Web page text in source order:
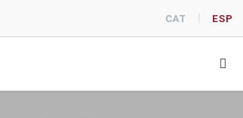
CAT ESP